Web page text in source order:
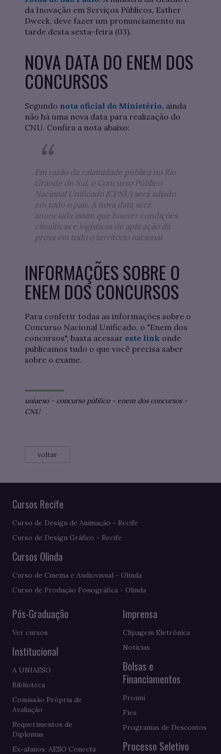
da Inovação em Serviços Públicos, Esther
Dweck, deve fazer um pronunciamento na
tarde desta sexta-feira (03).
NOVA DATA DO ENEM DOS
CONCURSOS
Segundo nota oficial do Ministério, ainda
não há uma nova data para realização do
CNU. Confira a nota abaixo:
Em razão da calamidade pública no Rio
Grande do Sul, o Concurso Público
Nacional Unificado (CPNU) será adiado
em todo o país. A nova data será
anunciada assim que houver condições
climáticas e logísticas de aplicação da
prova em todo o território nacional.
INFORMAÇÕES SOBRE O
ENEM DOS CONCURSOS
Para conferir todas as informações sobre o
Concurso Nacional Unificado, o "Enem dos
concursos", basta acessar este link onde
publicamos tudo o que você precisa saber
sobre o exame.
uniaeso- concurso público- enem dos concursos-
CNU
voltar
Cursos Recife
Curso de Design de Animação - Recife
Curso de Design Gráfico - Recife
Cursos Olinda
Curso de Cinema e Audiovisual - Olinda
Curso de Produção Fonográfica - Olinda
Pós-Graduação
Ver cursos
Institucional
A UNIAESO
Biblioteca
Comissão Própria de
Avaliação
Requerimentos de
Diplomas
Ex-alunos: AESO Conecta
Imprensa
Clipagem Eletrônica
Notícias
Bolsas e
Financiamentos
Prouni
Fies
Programas de Descontos
Processo Seletivo